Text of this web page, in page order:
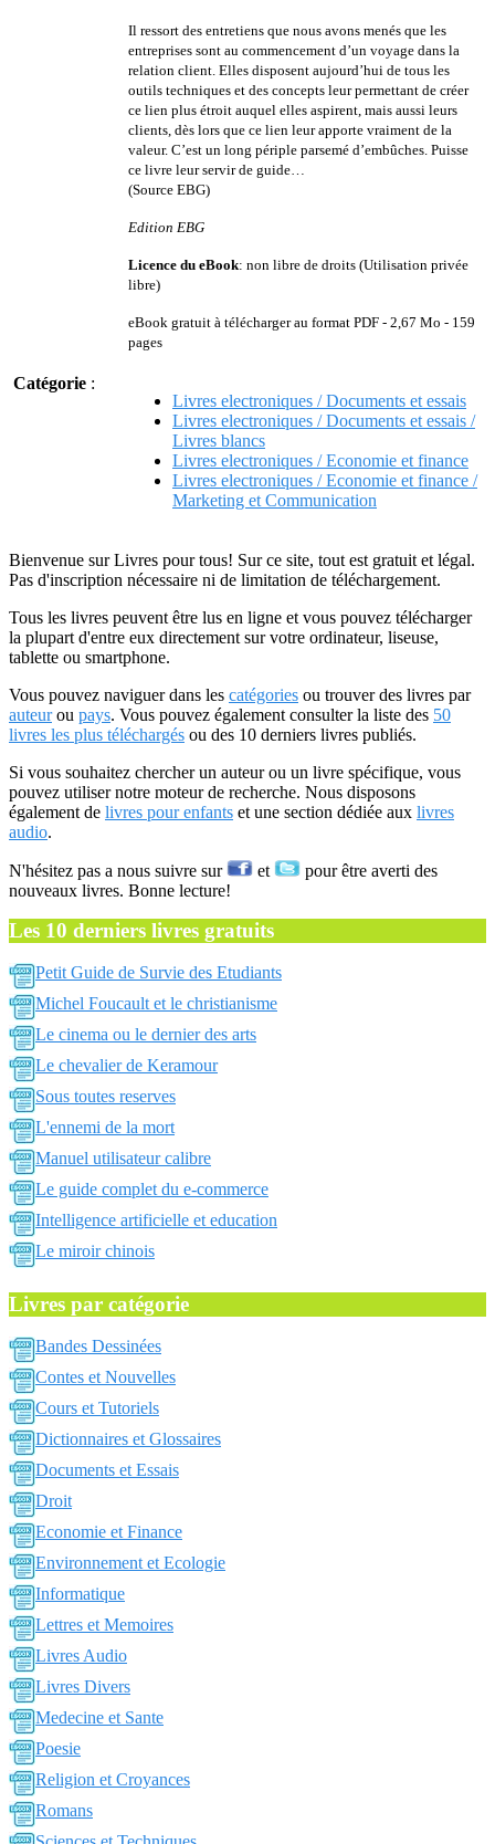
Il ressort des entretiens que nous avons menés que les
entreprises sont au commencement d’un voyage dans la
relation client. Elles disposent aujourd’hui de tous les
outils techniques et des concepts leur permettant de créer
ce lien plus étroit auquel elles aspirent, mais aussi leurs
clients, dès lors que ce lien leur apporte vraiment de la
valeur. C’est un long périple parsemé d’embûches. Puisse
ce livre leur servir de guide…
(Source EBG)
Edition EBG
Licence du eBook: non libre de droits (Utilisation privée
libre)
eBook gratuit à télécharger au format PDF - 2,67 Mo - 159
pages
Catégorie :
Livres electroniques / Documents et essais
Livres electroniques / Documents et essais /
Livres blancs
Livres electroniques / Economie et finance
Livres electroniques / Economie et finance /
Marketing et Communication
Bienvenue sur Livres pour tous! Sur ce site, tout est gratuit et légal.
Pas d'inscription nécessaire ni de limitation de téléchargement.
Tous les livres peuvent être lus en ligne et vous pouvez télécharger
la plupart d'entre eux directement sur votre ordinateur, liseuse,
tablette ou smartphone.
Vous pouvez naviguer dans les catégories ou trouver des livres par
auteurou pays. Vous pouvez également consulter la liste des 50
livres les plus téléchargés ou des 10 derniers livres publiés.
Si vous souhaitez chercher un auteur ou un livre spécifique, vous
pouvez utiliser notre moteur de recherche. Nous disposons
également de livres pour enfants et une section dédiée aux livres
audio.
N'hésitez pas a nous suivre sur et
pour être averti des
nouveaux livres. Bonne lecture!
Les 10 derniers livres gratuits
Petit Guide de Survie des Etudiants
Michel Foucault et le christianisme
Le cinema ou le dernier des arts
Le chevalier de Keramour
Sous toutes reserves
L'ennemi de la mort
Manuel utilisateur calibre
Le guide complet du e-commerce
Intelligence artificielle et education
Le miroir chinois
Livres par catégorie
Bandes Dessinées
Contes et Nouvelles
Cours et Tutoriels
Dictionnaires et Glossaires
Documents et Essais
Droit
Economie et Finance
Environnement et Ecologie
Informatique
Lettres et Memoires
Livres Audio
Livres Divers
Medecine et Sante
Poesie
Religion et Croyances
Romans